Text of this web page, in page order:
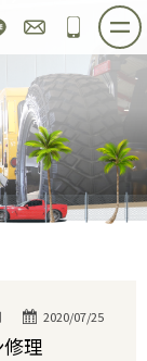
LINE お問い合わせ
048-
ご購入プラン
買取＆オーダー
社概要
式ブログ
2020/07/25
修理